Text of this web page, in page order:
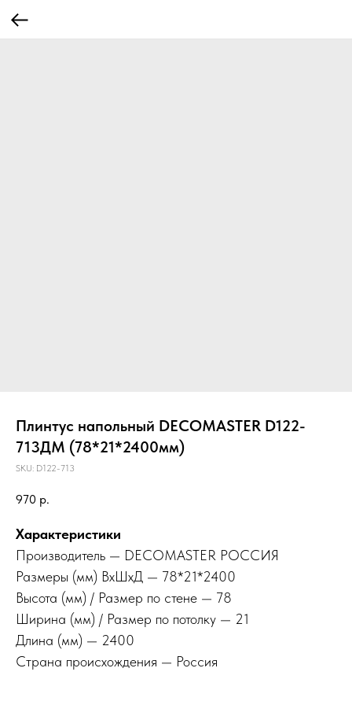
Плинтус напольный DECOMASTER D122-
713ДМ (78*21*2400мм)
SKU: D122-713
970 р.
Характеристики
Производитель — DECOMASTER РОССИЯ
Размеры (мм) ВхШхД — 78*21*2400
Высота (мм) / Размер по стене — 78
Ширина (мм) / Размер по потолку — 21
Длина (мм) — 2400
Страна происхождения — Россия